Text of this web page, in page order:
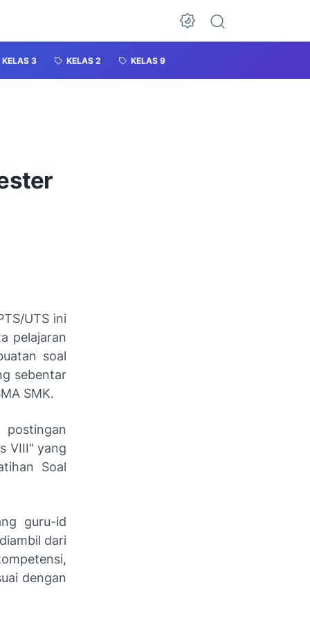
KELAS 3 KELAS 2 KELAS 9
UTS ini
pelajaran
soal
sebentar
SMK.
VIII" yang
Soal
guru-id
dari
dengan